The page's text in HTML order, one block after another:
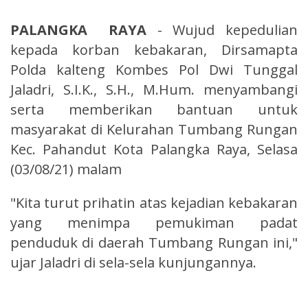
PALANGKA RAYA - Wujud kepedulian
kepada korban kebakaran, Dirsamapta
Polda kalteng Kombes Pol Dwi Tunggal
Jaladri, S.I.K., S.H., M.Hum. menyambangi
serta memberikan bantuan untuk
masyarakat di Kelurahan Tumbang Rungan
Kec. Pahandut Kota Palangka Raya, Selasa
(03/08/21) malam
"Kita turut prihatin atas kejadian kebakaran
yang menimpa pemukiman padat
penduduk di daerah Tumbang Rungan ini,"
ujar Jaladri di sela-sela kunjungannya.